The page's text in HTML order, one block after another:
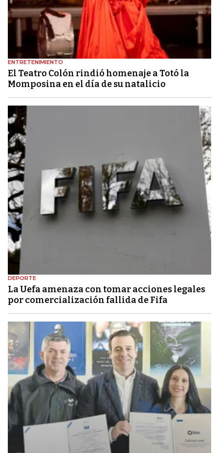
ENTRETENIMIENTO
El Teatro Colón rindió homenaje a Totó la
Momposina en el día de su natalicio
DEPORTE
La Uefa amenaza con tomar acciones legales
por comercialización fallida de Fifa